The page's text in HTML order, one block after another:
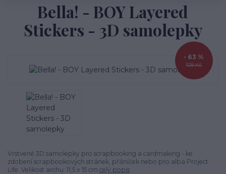
Bella! - BOY Layered
Stickers - 3D samolepky
109 Kč
- 63 %
Vrstvené 3D samolepky pro scrapbooking a cardmaking - ke
zdobení scrapbookových stránek, přáníček nebo pro alba Project
Life. Velikost archu: 11,5 x 15 cm celý popis